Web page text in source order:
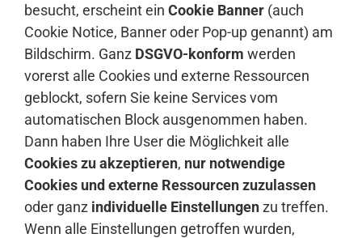
besucht, erscheint ein Cookie Banner (auch
Cookie Notice, Banner oder Pop-up genannt) am
Bildschirm. Ganz DSGVO-konform werden
vorerst alle Cookies und externe Ressourcen
geblockt, sofern Sie keine Services vom
automatischen Block ausgenommen haben.
Dann haben Ihre User die Möglichkeit alle
Cookies zu akzeptieren, nur notwendige
Cookies und externe Ressourcen zuzulassen
oder ganz individuelle Einstellungenzu treffen.
Wenn alle Einstellungen getroffen wurden,